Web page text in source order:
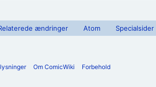
ændringer Atom Specialsider
Om ComicWiki Forbehold